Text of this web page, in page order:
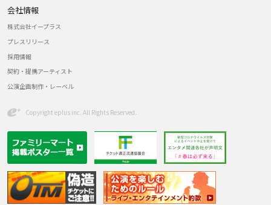
会社情報
株式会社イープラス
プレスリリース
採用情報
契約・提携アーティスト
公演企画制作・レーベル
Copyright eplus inc. All Rights Reserved.